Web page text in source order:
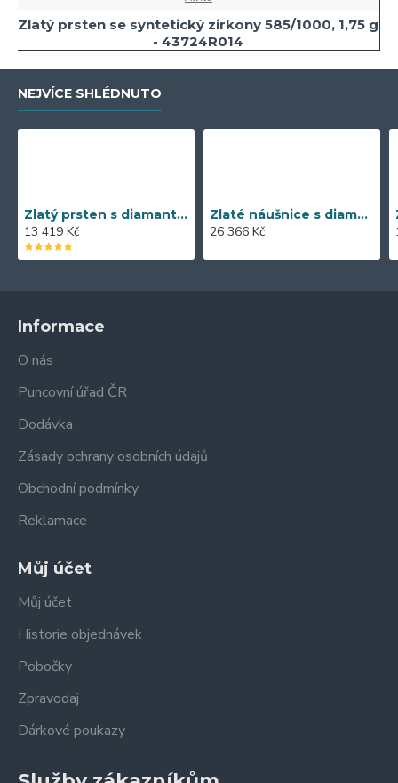
Zlatý prsten se syntetický zirkony 585/1000, 1,75 g
- 43724R014
NEJVÍCE SHLÉDNUTO
Zlatý prsten s diamantem 585/1000, 0,04 ct - 55118R013
13 419 Kč
Zlaté náušnice s diamantem 585/1000, 0,197 ct - 43855E016
26 366 Kč
Informace
O nás
Puncovní úřad ČR
Dodávka
Zásady ochrany osobních údajů
Obchodní podmínky
Reklamace
Můj účet
Můj účet
Historie objednávek
Pobočky
Zpravodaj
Dárkové poukazy